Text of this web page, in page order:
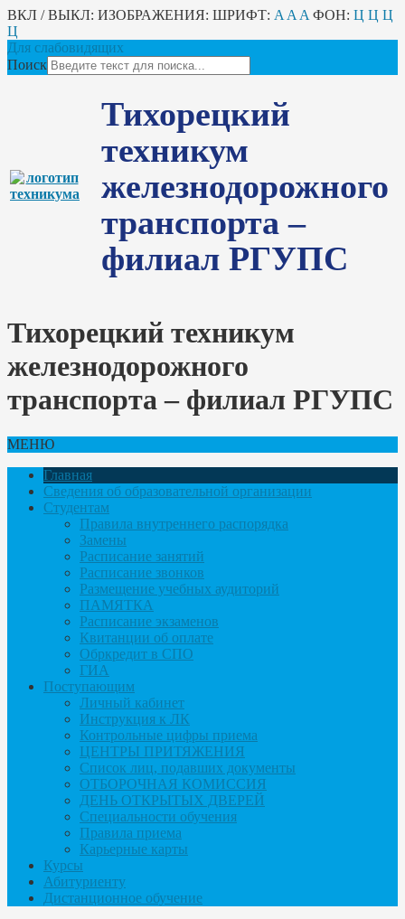
ВКЛ / ВЫКЛ: ИЗОБРАЖЕНИЯ: ШРИФТ: A A A ФОН: Ц Ц Ц
Ц
Для слабовидящих
Поиск
Тихорецкий
техникум
железнодорожного
транспорта –
филиал РГУПС
Тихорецкий техникум
железнодорожного
транспорта – филиал РГУПС
МЕНЮ
Главная
Сведения об образовательной организации
Студентам
Правила внутреннего распорядка
Замены
Расписание занятий
Расписание звонков
Размещение учебных аудиторий
ПАМЯТКА
Расписание экзаменов
Квитанции об оплате
Обркредит в СПО
ГИА
Поступающим
Личный кабинет
Инструкция к ЛК
Контрольные цифры приема
ЦЕНТРЫ ПРИТЯЖЕНИЯ
Список лиц, подавших документы
ОТБОРОЧНАЯ КОМИССИЯ
ДЕНЬ ОТКРЫТЫХ ДВЕРЕЙ
Специальности обучения
Правила приема
Карьерные карты
Курсы
Абитуриенту
Дистанционное обучение